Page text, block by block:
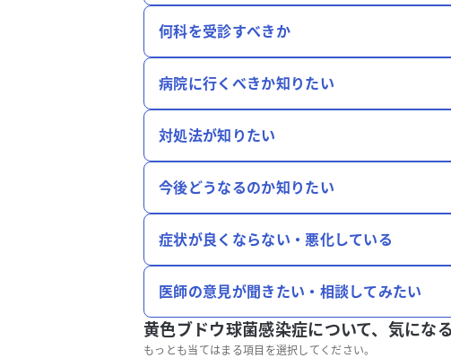
何科を受診すべきか
病院に行くべきか知りたい
対処法が知りたい
今後どうなるのか知りたい
症状が良くならない・悪化している
医師の意見が聞きたい・相談してみたい
黄色ブドウ球菌感染症について、 気にな
もっとも当てはまる項目を選択してください。